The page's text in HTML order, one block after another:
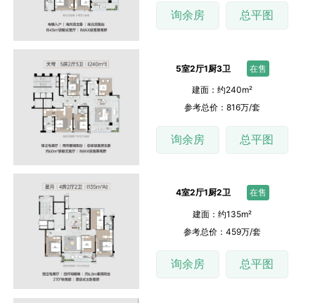
询余房 总平图
5室2厅1厨3卫 在售
建面：约240m²
参考总价：816万/套
询余房 总平图
4室2厅1厨2卫 在售
建面：约135m²
参考总价：459万/套
询余房 总平图